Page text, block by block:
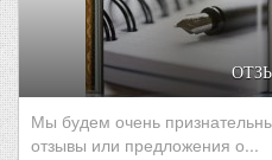
Мы будем очень
отзывы или предложения о...